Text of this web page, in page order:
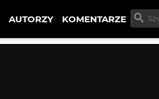
AUTORZY KOMENTARZE